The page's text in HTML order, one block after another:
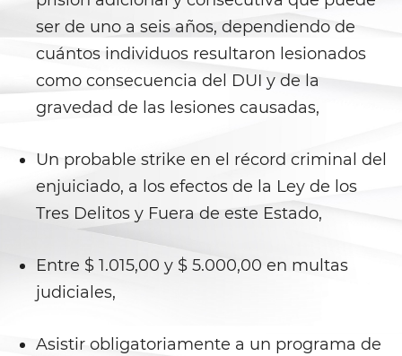
Juvenile Disposition Hearings
Juvenile Informal Diversion
Juvenile Probation
Juvenile Three Strikes Law
Offenses Minors Can Be Tried as
Adults
Sealing Juvenile Record
Senate Bill 439
ser de uno a seis años, dependiendo de
cuántos individuos resultaron lesionados
como consecuencia del DUI y de la
gravedad de las lesiones causadas,
Un probable strike en el récord criminal del
enjuiciado, a los efectos de la Ley de los
Tres Delitos y Fuera de este Estado,
Entre $ 1.015,00 y $ 5.000,00 en multas
judiciales,
Asistir obligatoriamente a un programa de